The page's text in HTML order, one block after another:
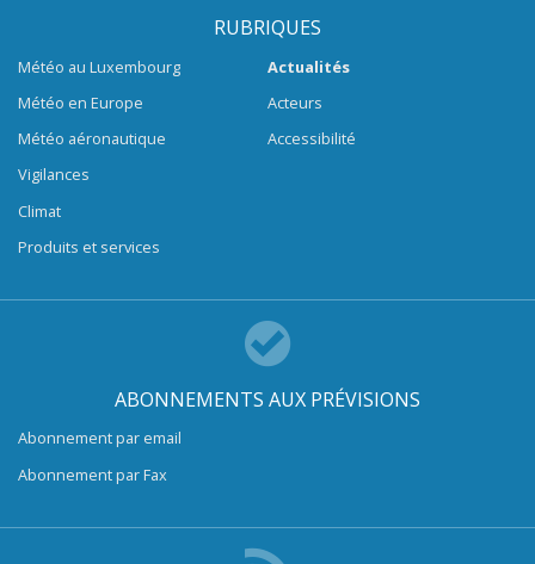
RUBRIQUES
Météo au Luxembourg
Météo en Europe
Météo aéronautique
Vigilances
Climat
Produits et services
Actualités
Acteurs
Accessibilité
ABONNEMENTS AUX PRÉVISIONS
Abonnement par email
Abonnement par Fax